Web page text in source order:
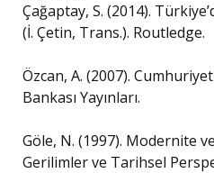
Çağaptay, S. (2014).
(İ. Çetin, Trans.). Routledge.
Özcan, A. (2007).
Bankası Yayınları.
Göle, N. (1997). Modernite
Gerilimler ve Tarihsel